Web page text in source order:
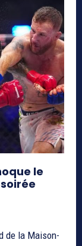
le
de la Maison-